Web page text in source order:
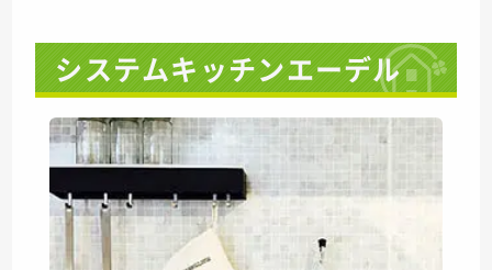
システムキッチンエーデル